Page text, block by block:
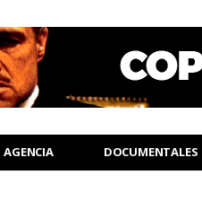
AGENCIA DOCUMENTALES